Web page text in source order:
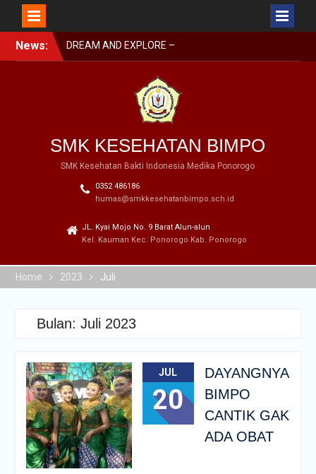
News:
DREAM AND EXPLORE –
MPLS BIMPO 2023
SWASTA FESTIVAL 2023
BARENG BUPATI
GERAK JALAN GARAPAN
DISBUDPARPORA
SMK KESEHATAN BIMPO
SMK Kesehatan Bakti Indonesia Medika Ponorogo
0352 486186
humas@smkkesehatanbimpo.sch.id
JL. Kyai Mojo No. 9 Barat Alun-alun
Kel. Kauman Kec. Ponorogo Kab. Ponorogo
Home 2023 Juli
Bulan: Juli 2023
JUL
20
DAYANGNYA
BIMPO
CANTIK GAK
ADA OBAT